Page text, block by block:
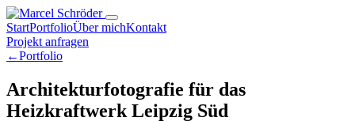
StartPortfolioÜber michKontakt
Projekt anfragen
←Portfolio
Architekturfotografie für das
Heizkraftwerk Leipzig Süd